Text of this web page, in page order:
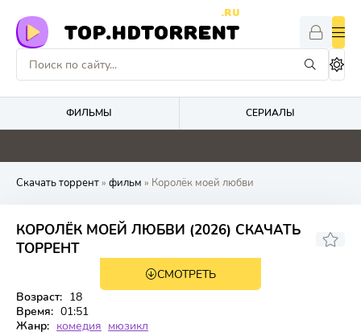
TOP.HDTORRENT
.RU
ФИЛЬМЫ СЕРИАЛЫ
0 0 4.8 0
Скачать торрент» фильм » Королёк моей любви
КОРОЛЁК МОЕЙ ЛЮБВИ (2026) СКАЧАТЬ
ТОРРЕНТ
СМОТРЕТЬ
Возраст: 18
Время: 01:51
Жанр: комедия мюзикл